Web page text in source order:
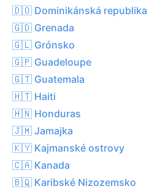
🇩🇴 Dominikánská republika
🇬🇩 Grenada
🇬🇱 Grónsko
🇬🇵 Guadeloupe
🇬🇹 Guatemala
🇭🇹 Haiti
🇭🇳 Honduras
🇯🇲 Jamajka
🇰🇾 Kajmanské ostrovy
🇨🇦 Kanada
🇧🇶 Karibské Nizozemsko